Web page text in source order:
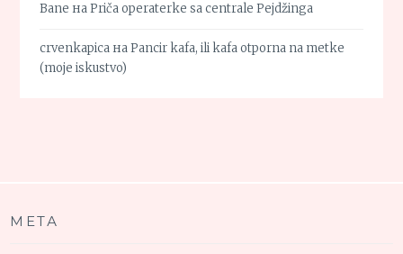
Bane наPriča operaterke sa centrale Pejdžinga
crvenkapica наPancir kafa, ili kafa otporna na metke
(moje iskustvo)
МЕТА